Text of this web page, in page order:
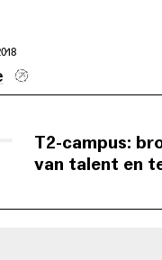
T2-campus:
van talent en
Waterschei